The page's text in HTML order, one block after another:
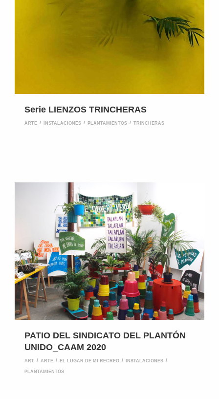
Serie LIENZOS TRINCHERAS
ARTE INSTALACIONES PLANTAMIENTOS TRINCHERAS
PATIO DEL SINDICATO DEL PLANTÓN
UNIDO_CAAM 2020
ART ARTE EL LUGAR DE MI RECREO INSTALACIONES
PLANTAMIENTOS